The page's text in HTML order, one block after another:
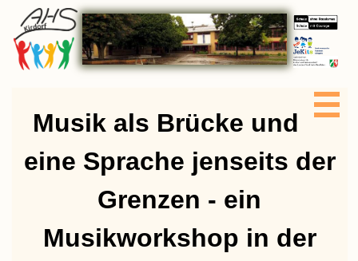
Musik als Brücke und
eine Sprache jenseits der
Grenzen - ein
Musikworkshop in der